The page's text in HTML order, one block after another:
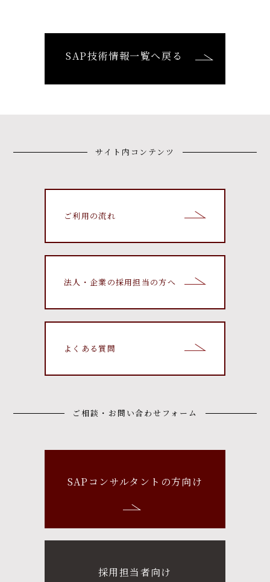
SAP技術情報一覧へ戻る
サイト内コンテンツ
ご利用の流れ
法人・企業の採用担当の方へ
よくある質問
ご相談・お問い合わせフォーム
SAPコンサルタントの方向け
採用担当者向け